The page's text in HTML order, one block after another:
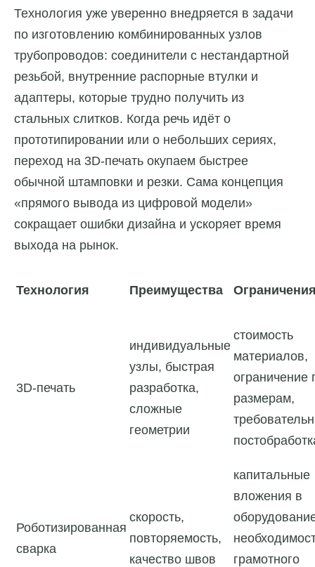
Технология уже уверенно внедряется в задачи
по изготовлению комбинированных узлов
трубопроводов: соединители с нестандартной
резьбой, внутренние распорные втулки и
адаптеры, которые трудно получить из
стальных слитков. Когда речь идёт о
прототипировании или о небольших сериях,
переход на 3D-печать окупаем быстрее
обычной штамповки и резки. Сама концепция
«прямого вывода из цифровой модели»
сокращает ошибки дизайна и ускоряет время
выхода на рынок.
Технология Преимущества
3D-печать
индивидуальные
узлы, быстрая
разработка,
сложные
геометрии
стоимость
материалов,
ограничение
размерам,
Роботизированная
сварка
скорость,
повторяемость,
качество швов
капитальные
вложения в
грамотного